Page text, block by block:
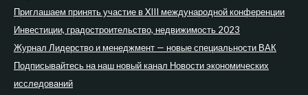
Приглашаем принять участие в XIII международной конференции
Инвестиции, градостроительство, недвижимость 2023
Журнал Лидерство и менеджмент — новые специальности ВАК
Подписывайтесь на наш новый канал Новости экономических
исследований